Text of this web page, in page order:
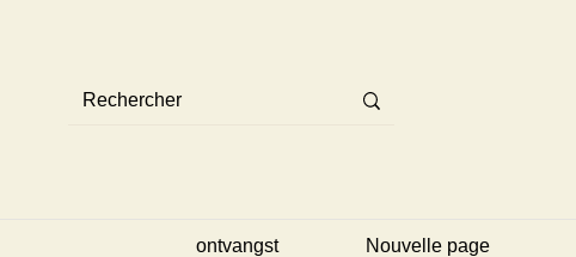
ontvangst Nouvelle page